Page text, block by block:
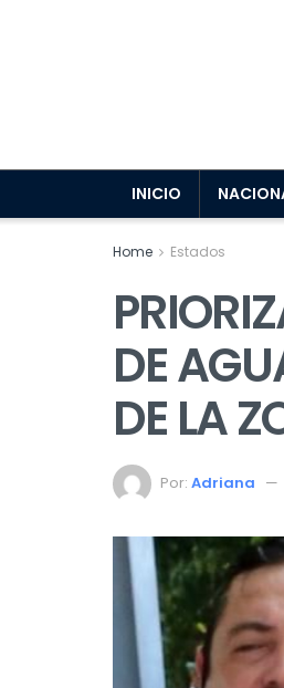
INICIO
Home Estados
DE
DE LA
Por: Adriana